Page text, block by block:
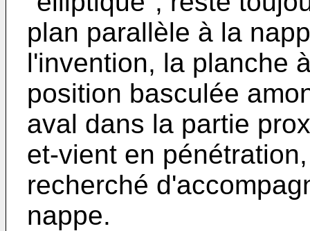
plan parallèle à la
l'invention, la planche
position basculée
aval dans la partie
et-vient en
recherché
nappe.